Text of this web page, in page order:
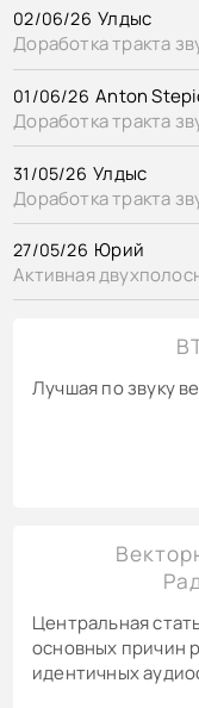
02/06/26 Улдыс
Доработка тракта
01/06/26 Anton
Доработка тракта
31/05/26 Улдыс
Доработка тракта
27/05/26 Юрий
Активная
Лучшая по звуку
Центральная
основных причин
идентичных